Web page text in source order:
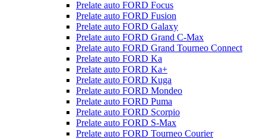
Prelate auto FORD Focus
Prelate auto FORD Fusion
Prelate auto FORD Galaxy
Prelate auto FORD Grand C-Max
Prelate auto FORD Grand Tourneo Connect
Prelate auto FORD Ka
Prelate auto FORD Ka+
Prelate auto FORD Kuga
Prelate auto FORD Mondeo
Prelate auto FORD Puma
Prelate auto FORD Scorpio
Prelate auto FORD S-Max
Prelate auto FORD Tourneo Courier